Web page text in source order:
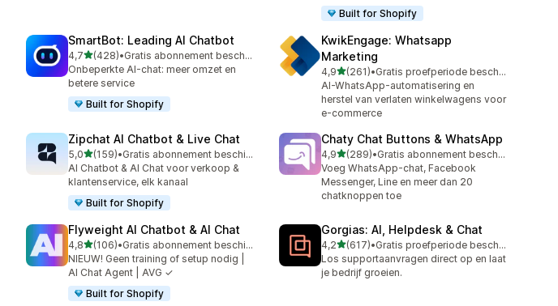
Built for Shopify
SmartBot: Leading AI Chatbot
4,7van 5 sterren
(428)
428 recensies in totaal
•
Gratis abonnement beschikbaar
Onbeperkte AI-chat: meer omzet en
betere service
Built for Shopify
KwikEngage: Whatsapp
Marketing
4,9van 5 sterren
(261)
261 recensies in totaal
•
Gratis proefperiode beschikbaar
AI-WhatsApp-automatisering en
herstel van verlaten winkelwagens voor
e-commerce
Zipchat AI Chatbot & Live Chat
5,0van 5 sterren
(159)
159 recensies in totaal
•
Gratis abonnement beschikbaar
AI Chatbot & AI Chat voor verkoop &
klantenservice, elk kanaal
Built for Shopify
Chaty Chat Buttons & WhatsApp
4,9van 5 sterren
(289)
289 recensies in totaal
•
Gratis abonnement beschikbaar
Voeg WhatsApp-chat, Facebook
Messenger, Line en meer dan 20
chatknoppen toe
Flyweight AI Chatbot & AI Chat
4,8van 5 sterren
(106)
106 recensies in totaal
•
Gratis abonnement beschikbaar
NIEUW! Geen training of setup nodig |
AI Chat Agent | AVG ✓
Built for Shopify
Gorgias: AI, Helpdesk & Chat
4,2van 5 sterren
(617)
617 recensies in totaal
•
Gratis proefperiode beschikbaar
Los supportaanvragen direct op en laat
je bedrijf groeien.